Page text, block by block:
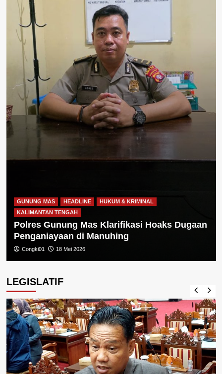
GUNUNG MAS HEADLINE
HUKUM & KRIMINAL
KALIMANTAN TENGAH
Polres Gunung Mas Klarifikasi Hoaks Dugaan
Penganiayaan di Manuhing
Congki01 18 Mei 2026
LEGISLATIF